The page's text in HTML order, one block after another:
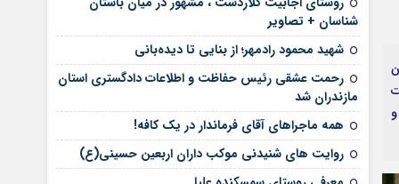
شناسان + تصاویر
شهید محمود رادمهر؛ از بنایی تا دیده‌بانی
رحمت عشقی رئیس حفاظت و اطلاعات دادگستری استان
مازندران شد
همه ماجراهای آقای فرماندار در یک کافه!
روایت های شنیدنی موکب داران اربعین حسینی(ع)